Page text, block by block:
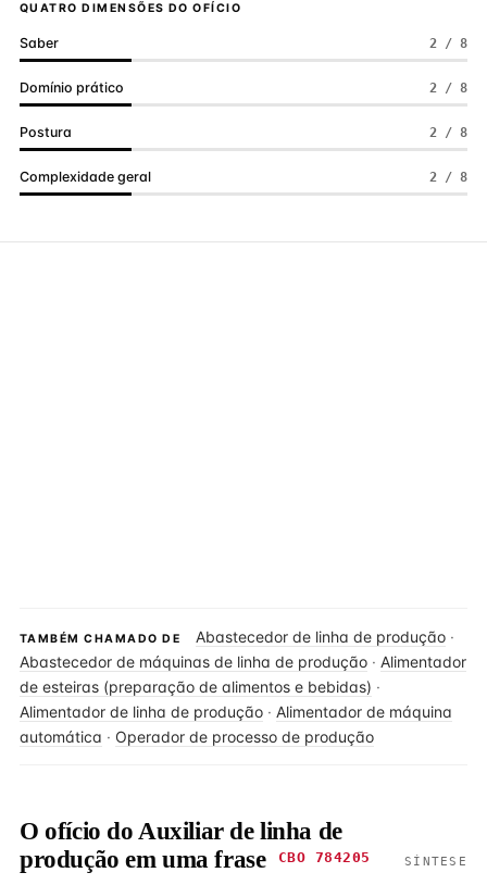
QUATRO DIMENSÕES DO OFÍCIO
Saber 2 / 8
Domínio prático 2 / 8
Postura 2 / 8
Complexidade geral 2 / 8
TAMBÉM CHAMADO DE Abastecedor de linha de produção ·
Abastecedor de máquinas de linha de produção · Alimentador
de esteiras (preparação de alimentos e bebidas) ·
Alimentador de linha de produção · Alimentador de máquina
automática · Operador de processo de produção
O ofício do Auxiliar de linha de
produção em uma frase
CBO 784205 SÍNTESE